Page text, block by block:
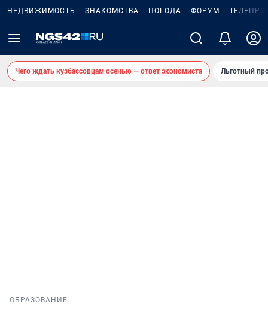
НЕДВИЖИМОСТЬ ЗНАКОМСТВА ПОГОДА ФОРУМ
Чего ждать кузбассовцам осенью — ответ экономиста Льготный
ОБРАЗОВАНИЕ